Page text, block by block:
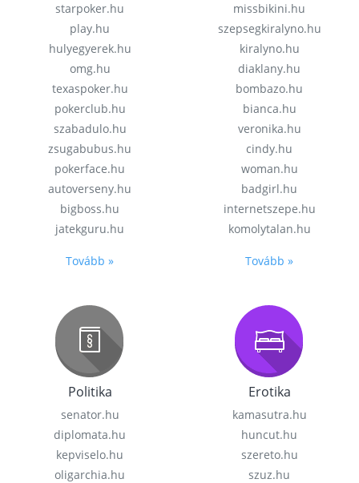
starpoker.hu
play.hu
hulyegyerek.hu
omg.hu
texaspoker.hu
pokerclub.hu
szabadulo.hu
zsugabubus.hu
pokerface.hu
autoverseny.hu
bigboss.hu
jatekguru.hu
Tovább »
missbikini.hu
szepsegkiralyno.hu
kiralyno.hu
diaklany.hu
bombazo.hu
bianca.hu
veronika.hu
cindy.hu
woman.hu
badgirl.hu
internetszepe.hu
komolytalan.hu
Tovább »
Politika
senator.hu
diplomata.hu
kepviselo.hu
oligarchia.hu
Erotika
kamasutra.hu
huncut.hu
szereto.hu
szuz.hu